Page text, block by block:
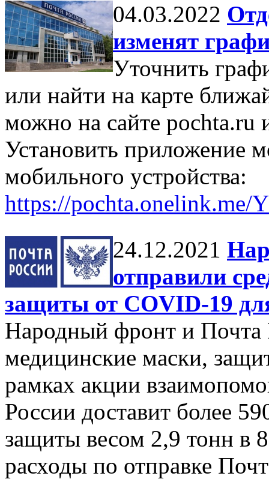
04.03.2022
изменят
Уточнить
или найти на карте
можно на сайте
Установить приложение
мобильного устройства:
https://pochta.onelink.me/
24.12.2021
отправили
защиты от COVID-19
Народный фронт и Почта
медицинские маски,
рамках акции
России доставит более
защиты весом 2,9 тонн в
расходы по отправке